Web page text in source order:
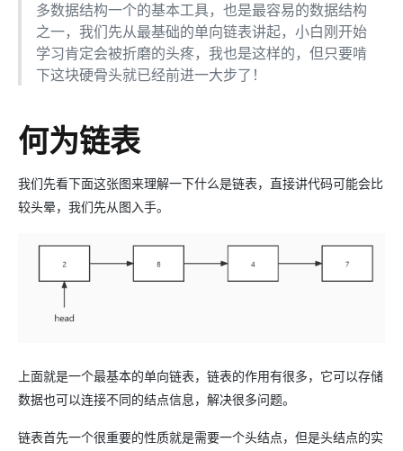
多数据结构一个的基本工具，也是最容易的数据结构
之一，我们先从最基础的单向链表讲起，小白刚开始
学习肯定会被折磨的头疼，我也是这样的，但只要啃
下这块硬骨头就已经前进一大步了！
何为链表
我们先看下面这张图来理解一下什么是链表，直接讲代码可能会比
较头晕，我们先从图入手。
上面就是一个最基本的单向链表，链表的作用有很多，它可以存储
数据也可以连接不同的结点信息，解决很多问题。
链表首先一个很重要的性质就是需要一个头结点，但是头结点的实